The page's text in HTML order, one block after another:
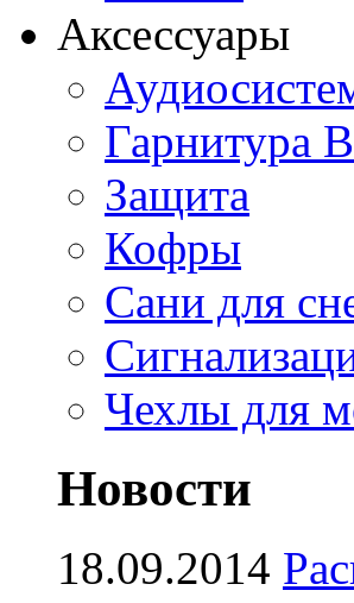
Аксессуары
Гарнитура
Защита
Кофры
Сани для
Чехлы для
Новости
18.09.2014